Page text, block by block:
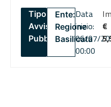
Tipo:
Avviso
Pubblico
Ente:
Regione
Basilicata
Data
inizio:
06/07/
00:00
€